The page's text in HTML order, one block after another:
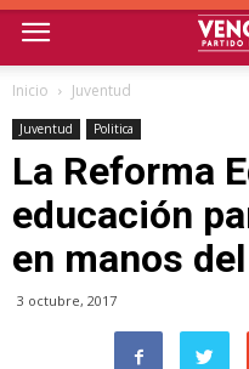
Inicio Juventud
Juventud Politica
La Reforma
educación
en manos
3 octubre, 2017